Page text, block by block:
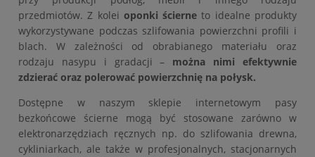
przedmiotów. Z kolei oponki ścierne to idealne produkty
wykorzystywane podczas szlifowania powierzchni profili i
blach. W zależności od obrabianego materiału oraz
rodzaju nasypu i gradacji – można nimi efektywnie
zdzierać oraz polerować powierzchnię na połysk.
Dostępne w naszym sklepie internetowym pasy
bezkońcowe ścierne mogą być stosowane zarówno w
elektronarzędziach ręcznych np. do szlifowania drewna,
cykliniarkach, ale także w profesjonalnych, stacjonarnych